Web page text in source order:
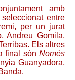
amb
entre
per un jurat
Andreu Gomila,
Els altres
final són Només
Guanyadora,